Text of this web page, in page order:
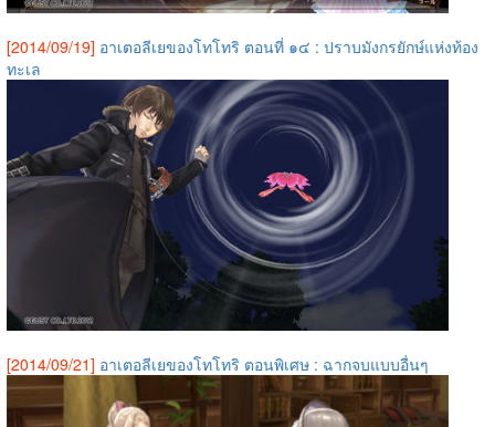
[2014/09/19] อาเตอลีเยของโทโทริ ตอนที่ ๑๔ : ปราบมังกรยักษ์แห่งท้อง
ทะเล
[2014/09/21] อาเตอลีเยของโทโทริ ตอนพิเศษ : ฉากจบแบบอื่นๆ